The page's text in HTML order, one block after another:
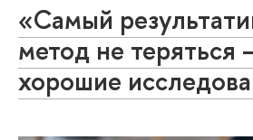
«Самый
метод не теряться
хорошие